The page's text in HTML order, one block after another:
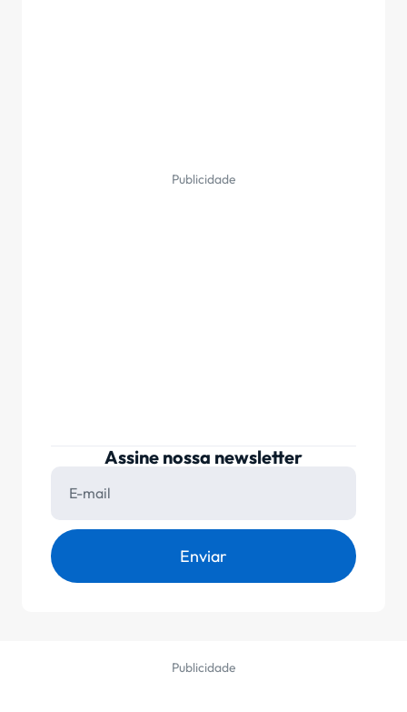
Publicidade
Assine nossa newsletter
Enviar
Publicidade